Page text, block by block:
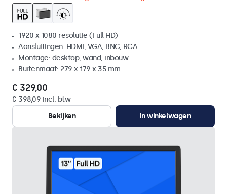
1920 x 1080 resolutie (Full HD)
Aansluitingen: HDMI, VGA, BNC, RCA
Montage: desktop, wand, inbouw
Buitenmaat: 279 x 179 x 35 mm
€ 329,00
€ 398,09 incl. btw
Bekijken
In winkelwagen